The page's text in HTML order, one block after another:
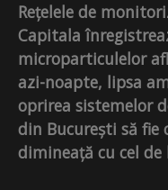
Rețelele de
Capitala
microparticulelor
azi-noapte, lipsa
oprirea sistemelor
din București să fie
dimineață cu cel